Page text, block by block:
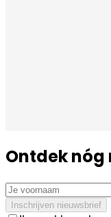
Ontdek
Inschrijven nieuwsbrief